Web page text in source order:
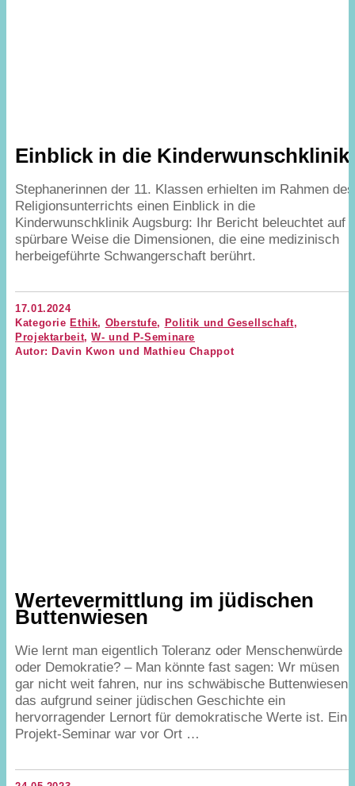
Einblick in die Kinderwunschklinik
Stephanerinnen der 11. Klassen erhielten im Rahmen des
Religionsunterrichts einen Einblick in die
Kinderwunschklinik Augsburg: Ihr Bericht beleuchtet auf
spürbare Weise die Dimensionen, die eine medizinisch
herbeigeführte Schwangerschaft berührt.
17.01.2024
Kategorie Ethik, Oberstufe, Politik und Gesellschaft,
Projektarbeit,W- und P-Seminare
Autor: Davin Kwon und Mathieu Chappot
Wertevermittlung im jüdischen
Buttenwiesen
Wie lernt man eigentlich Toleranz oder Menschenwürde
oder Demokratie? – Man könnte fast sagen: Wr müsen
gar nicht weit fahren, nur ins schwäbische Buttenwiesen,
das aufgrund seiner jüdischen Geschichte ein
hervorragender Lernort für demokratische Werte ist. Ein
Projekt-Seminar war vor Ort …